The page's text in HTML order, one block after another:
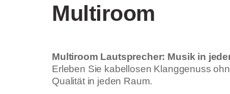
Multiroom
Multiroom Lautsprecher: Musik in
Erleben Sie kabellosen Klanggenuss
Qualität in jeden Raum.